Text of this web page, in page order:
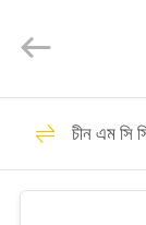
পণ্য
Reserved.
চীন এম সি